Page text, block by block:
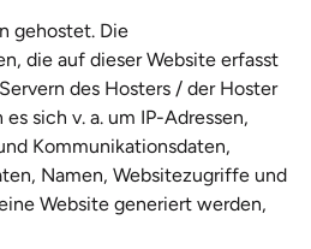
gehostet. Die
die auf dieser Website erfasst
des Hosters / der Hoster
sich v. a. um IP-Adressen,
Kommunikationsdaten,
Namen, Websitezugriffe und
Website generiert werden,